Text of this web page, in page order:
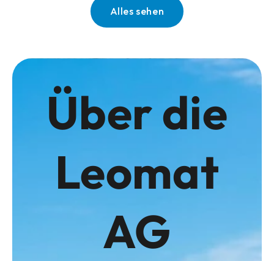
Alles sehen
Über die
Leomat
AG